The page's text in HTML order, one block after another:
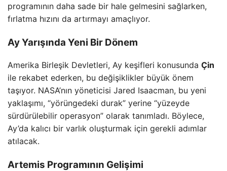
programının daha sade bir hale gelmesini sağlarken,
fırlatma hızını da artırmayı amaçlıyor.
Ay Yarışında Yeni Bir Dönem
Amerika Birleşik Devletleri, Ay keşifleri konusunda Çin
ile rekabet ederken, bu değişiklikler büyük önem
taşıyor. NASA’nın yöneticisi Jared Isaacman, bu yeni
yaklaşımı, “yörüngedeki durak” yerine “yüzeyde
sürdürülebilir operasyon” olarak tanımladı. Böylece,
Ay’da kalıcı bir varlık oluşturmak için gerekli adımlar
atılacak.
Artemis Programının Gelişimi